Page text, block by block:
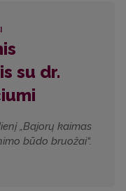
su dr.
„Bajorų kaimas
būdo bruožai“.